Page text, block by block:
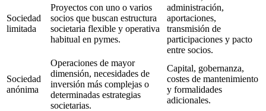
Sociedad
limitada
Proyectos con uno o varios
socios que buscan estructura
societaria flexible y operativa
habitual en pymes.
administración,
aportaciones,
transmisión de
participaciones y pacto
entre socios.
Sociedad
anónima
Operaciones de mayor
dimensión, necesidades de
inversión más complejas o
determinadas estrategias
societarias.
Capital, gobernanza,
costes de mantenimiento
y formalidades
adicionales.